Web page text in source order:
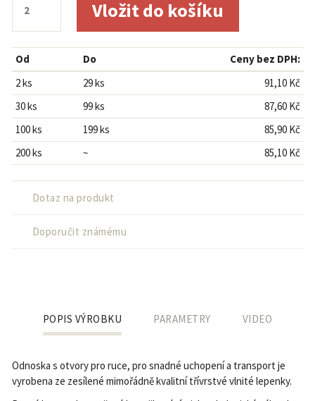
Od Do
Ceny bez DPH:
2 ks
29 ks
91,10 Kč
30 ks
99 ks
87,60 Kč
100 ks
199 ks
85,90 Kč
200 ks
~ 85,10 Kč
Dotaz na produkt
Doporučit známému
POPIS VÝROBKU PARAMETRY VIDEO
Odnoska s otvory pro ruce, pro snadné uchopení a transport je
vyrobena ze zesílené mimořádně kvalitní třívrstvé vlnité lepenky.